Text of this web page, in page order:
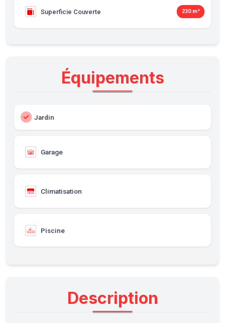
Superficie Couverte 230 m²
Équipements
Jardin
Garage
Climatisation
Piscine
Description